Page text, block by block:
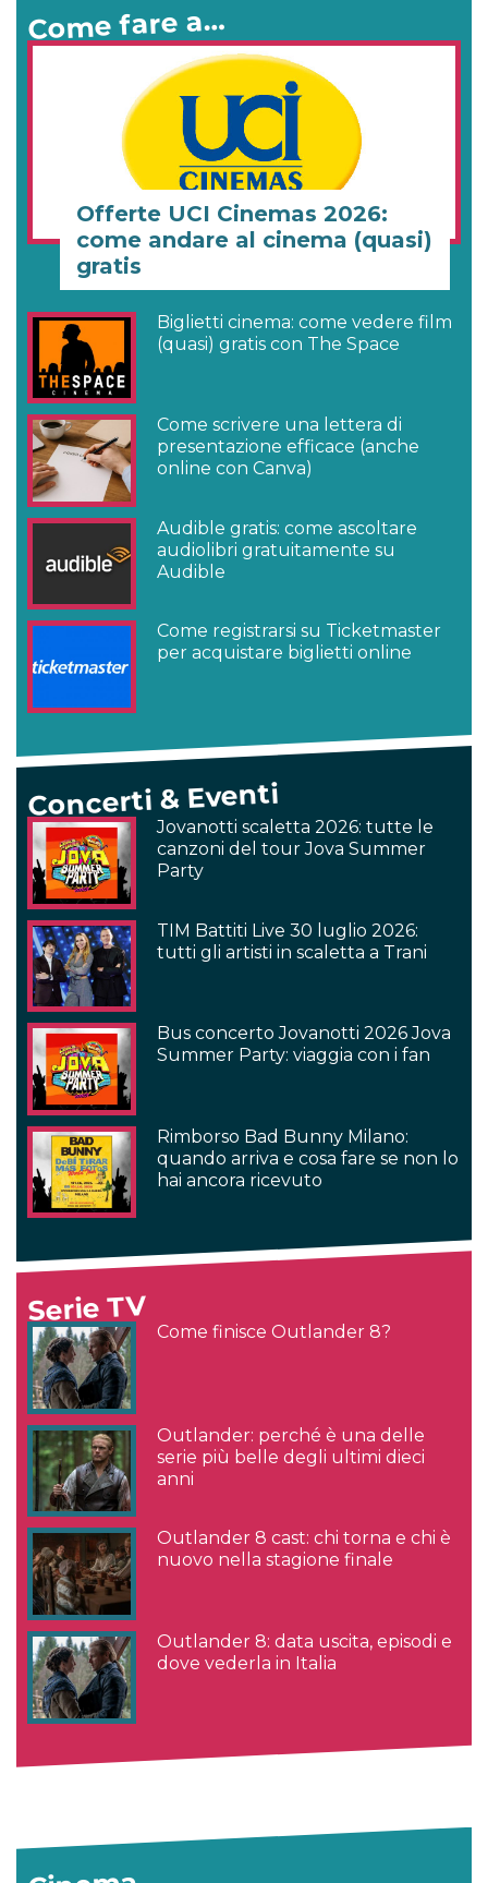
Come fare a…
Offerte UCI Cinemas 2026:
come andare al cinema (quasi)
gratis
Biglietti cinema: come vedere film
(quasi) gratis con The Space
Come scrivere una lettera di
presentazione efficace (anche
online con Canva)
Audible gratis: come ascoltare
audiolibri gratuitamente su
Audible
Come registrarsi su Ticketmaster
per acquistare biglietti online
Concerti & Eventi
Jovanotti scaletta 2026: tutte le
canzoni del tour Jova Summer
Party
TIM Battiti Live 30 luglio 2026:
tutti gli artisti in scaletta a Trani
Bus concerto Jovanotti 2026 Jova
Summer Party: viaggia con i fan
Rimborso Bad Bunny Milano:
quando arriva e cosa fare se non lo
hai ancora ricevuto
Serie TV
Come finisce Outlander 8?
Outlander: perché è una delle
serie più belle degli ultimi dieci
anni
Outlander 8 cast: chi torna e chi è
nuovo nella stagione finale
Outlander 8: data uscita, episodi e
dove vederla in Italia